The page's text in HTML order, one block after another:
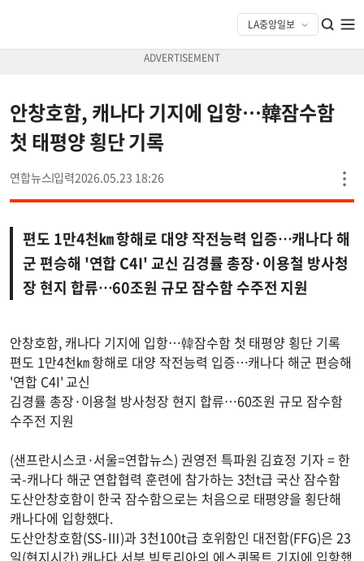
안창호함, 캐나다 기지에 입항…韓잠수함
첫 태평양 횡단 기록
연합뉴스 2026.05.23 18:26
편도 1만4천㎞ 항해로 대양 작전능력 입증…캐나다 해
군 편승해 '연합 C4I' 교신 김경률 총장·이용철 방사청
장 현지 합류…60조원 규모 잠수함 수주전 지원
안창호함, 캐나다 기지에 입항…韓잠수함 첫 태평양 횡단 기록
편도 1만4천㎞ 항해로 대양 작전능력 입증…캐나다 해군 편승해
'연합 C4I' 교신
김경률 총장·이용철 방사청장 현지 합류…60조원 규모 잠수함
수주전 지원
(샌프란시스코·서울=연합뉴스) 권영전 특파원 김효정 기자 = 한
국-캐나다 해군 연합협력 훈련에 참가하는 3천t급 국산 잠수함
도산안창호함이 한국 잠수함으로는 처음으로 태평양을 횡단해
캐나다에 입항했다.
도산안창호함(SS-Ⅲ)과 3천100t급 호위함인 대전함(FFG)은 23
일(현지시간) 캐나다 서부 빅토리아의 에스퀴몰트 기지에 입항했